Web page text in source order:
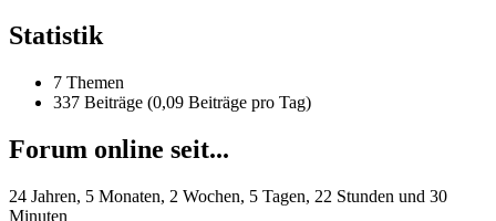
Statistik
7 Themen
337 Beiträge (0,09 Beiträge pro Tag)
Forum online seit...
24 Jahren, 5 Monaten, 2 Wochen, 5 Tagen, 22 Stunden und 30
Minuten